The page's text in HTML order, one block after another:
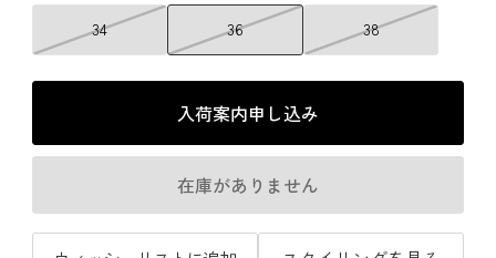
34 36 38
入荷案内申し込み
在庫がありません